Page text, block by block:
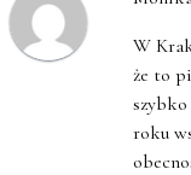
W
że to
roku